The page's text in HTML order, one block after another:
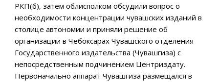
РКП(б), затем облисполком обсудили вопрос о
необходимости концентрации чувашских изданий в
столице автономии и приняли решение об
организации в Чебоксарах Чувашского отделения
Государственного издательства (Чувашгиза) с
непосредственным подчинением Центриздату.
Первоначально аппарат Чувашгиза размещался в